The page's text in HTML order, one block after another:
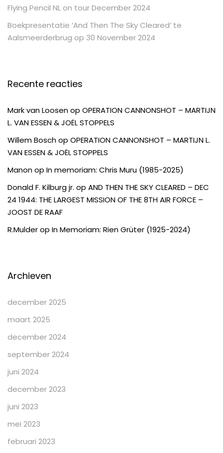
Flying Pencil NL on tour December 2024
Boekpresentatie ‘And Then The Sky Cleared’ te
Aalsmeerderbrug op 30 November 2024
Recente reacties
Mark van Loosenop OPERATION CANNONSHOT – MARTIJN
L. VAN ESSEN & JOËL STOPPELS
Willem Boschop OPERATION CANNONSHOT – MARTIJN L.
VAN ESSEN & JOËL STOPPELS
Manonop In memoriam: Chris Muru (1985-2025)
Donald F. Kilburg jr. op AND THEN THE SKY CLEARED – DEC
24 1944: THE LARGEST MISSION OF THE 8TH AIR FORCE –
JOOST DE RAAF
R.Mulderop In Memoriam: Rien Grüter (1925-2024)
Archieven
december 2025
maart 2025
december 2024
september 2024
juni 2024
december 2023
juni 2023
mei 2023
februari 2023